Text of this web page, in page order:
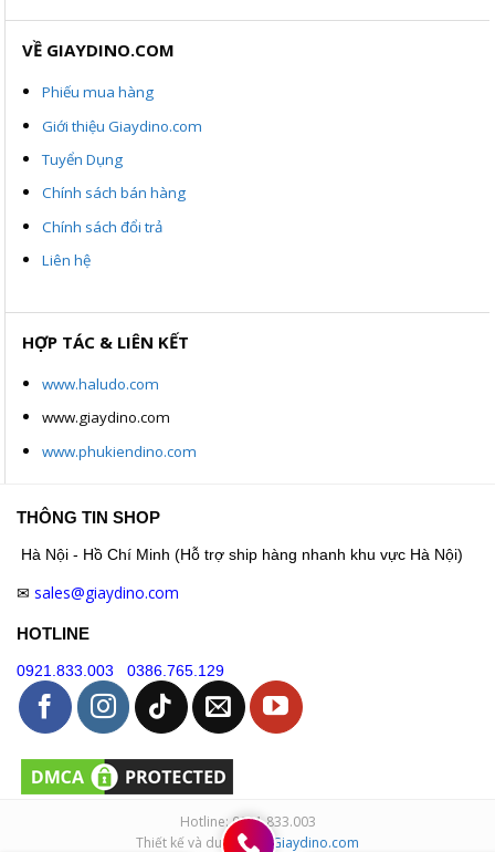
VỀ GIAYDINO.COM
Phiếu mua hàng
Giới thiệu Giaydino.com
Tuyển Dụng
Chính sách bán hàng
Chính sách đổi trả
Liên hệ
HỢP TÁC & LIÊN KẾT
www.haludo.com
www.giaydino.com
www.phukiendino.com
THÔNG TIN SHOP
Hà Nội - Hồ Chí Minh (Hỗ trợ ship hàng nhanh khu vực Hà Nội)
✉ sales@giaydino.com
HOTLINE
0921.833.003 0386.765.129
Hotline: 0921.833.003
Thiết kế và duy trì bởi Giaydino.com